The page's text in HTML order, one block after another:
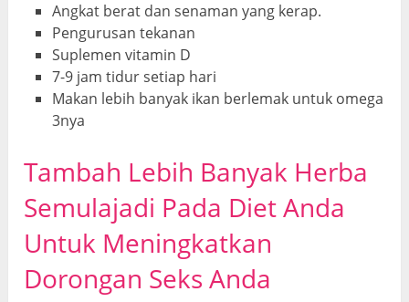
Angkat berat dan senaman yang kerap.
Pengurusan tekanan
Suplemen vitamin D
7-9 jam tidur setiap hari
Makan lebih banyak ikan berlemak untuk omega
3nya
Tambah Lebih Banyak Herba
Semulajadi Pada Diet Anda
Untuk Meningkatkan
Dorongan Seks Anda